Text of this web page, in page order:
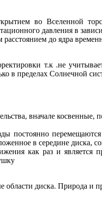
во Вселенной
давления в
до ядра
т.к .не
в пределах Солнечной
вначале косвенные,
постоянно
в середине диска,
как раз и
области диска. Природа и